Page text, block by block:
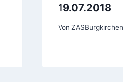
19.07.2018
Von ZASBurgkirchen